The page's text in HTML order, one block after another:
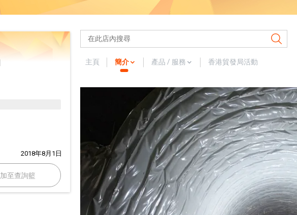
2018年8月1日
加至查詢籃
主頁 簡介 產品 / 服務 香港貿發局活動